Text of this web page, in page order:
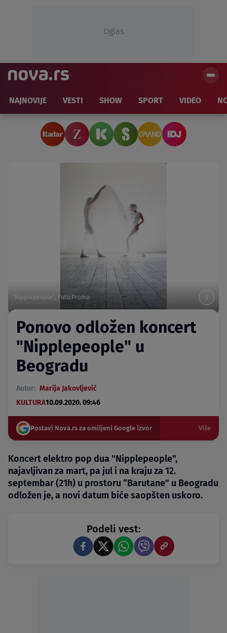
Oglas
NAJNOVIJE VESTI SHOW SPORT VIDEO
"Nipplepeople", Foto:Promo
Ponovo odložen koncert
"Nipplepeople" u
Beogradu
Autor: Marija Jakovljević
KULTURA10.09.2020. 09:46
Postavi Nova.rs za omiljeni Google izvor Više
Koncert elektro pop dua "Nipplepeople",
najavljivan za mart, pa jul i na kraju za 12.
septembar (21h) u prostoru “Barutane” u Beogradu
odložen je, a novi datum biće saopšten uskoro.
Podeli vest: